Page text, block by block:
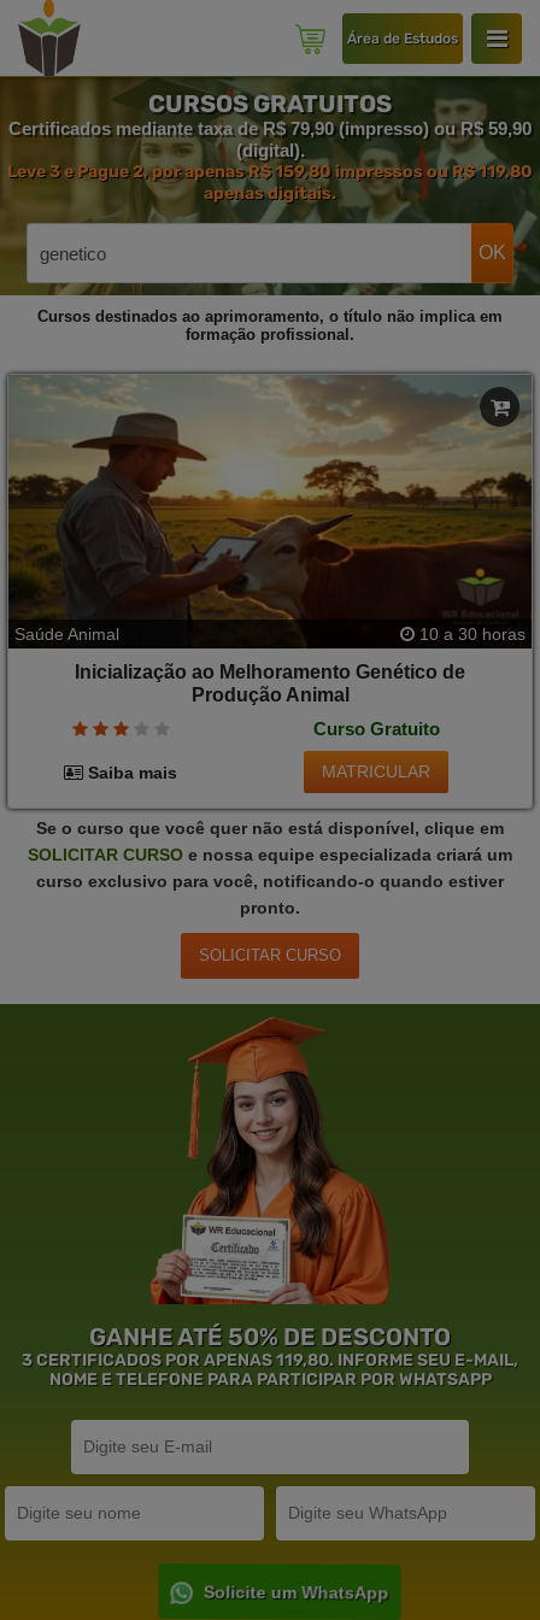
Área de Estudos
CURSOS GRATUITOS
Certificados mediante taxa de R$ 79,90 (impresso) ou R$ 59,90
(digital).
Leve 3 e Pague 2, por apenas R$ 159,80 impressos ou R$ 119,80
apenas digitais.
OK
Cursos destinados ao aprimoramento, o título não implica em
formação profissional.
Saúde Animal 10 a 30 horas
Inicialização ao Melhoramento Genético de
Produção Animal
Curso Gratuito
Saiba mais MATRICULAR
Se o curso que você quer não está disponível, clique em
SOLICITAR CURSO e nossa equipe especializada criará um
curso exclusivo para você, notificando-o quando estiver
pronto.
SOLICITAR CURSO
GANHE ATÉ 50% DE DESCONTO
3 CERTIFICADOS POR APENAS 119,80. INFORME SEU E-MAIL,
NOME E TELEFONE PARA PARTICIPAR POR WHATSAPP
Solicite um WhatsApp